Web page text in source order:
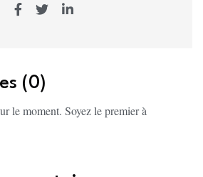
(0)
le moment. Soyez le premier à